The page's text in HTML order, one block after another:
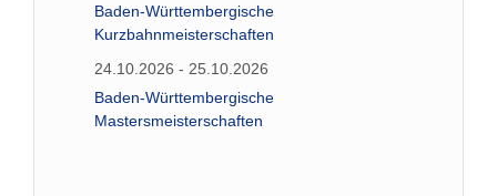
Baden-Württembergische
Kurzbahnmeisterschaften
24.10.2026 - 25.10.2026
Baden-Württembergische
Mastersmeisterschaften